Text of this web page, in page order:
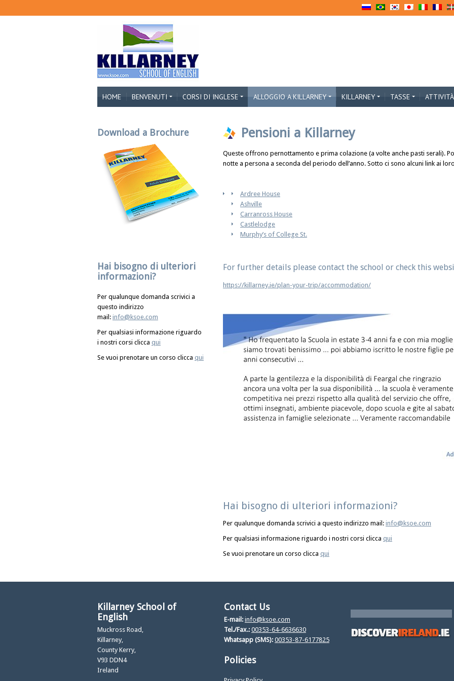
HOME BENVENUTI CORSI DI INGLESE ALLOGGIO A KILLARNEY KILLARNEY TASSE ATTIVITÀ
Pensioni a Killarney
Queste offrono pernottamento e prima colazione (a volte anche pasti serali).
notte a persona a seconda del periodo dell’anno. Sotto ci sono alcuni link ai
Ardree House
Ashville
Carranross House
Castlelodge
Murphy’s of College St.
For further details please contact the school or check this
https://killarney.ie/plan-your-trip/accommodation/
Hai bisogno di ulteriori informazioni?
Per qualunque domanda scrivici a questo indirizzo mail: info@ksoe.com
Per qualsiasi informazione riguardo i nostri corsi clicca qui
Se vuoi prenotare un corso clicca qui
Download a Brochure
Hai bisogno di ulteriori
informazioni?
Per qualunque domanda scrivici a
questo indirizzo
mail: info@ksoe.com
Per qualsiasi informazione riguardo
i nostri corsi clicca qui
Se vuoi prenotare un corso clicca qui
Killarney School of
English
Muckross Road,
Killarney,
County Kerry,
V93 DDN4
Ireland
Contact Us
E-mail: info@ksoe.com
Tel./Fax.: 00353-64-6636630
Whatsapp (SMS): 00353-87-6177825
Policies